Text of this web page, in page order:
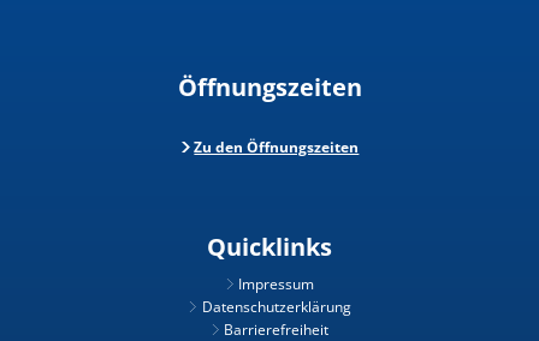
Öffnungszeiten
Zu den Öffnungszeiten
Quicklinks
Impressum
Datenschutzerklärung
Barrierefreiheit